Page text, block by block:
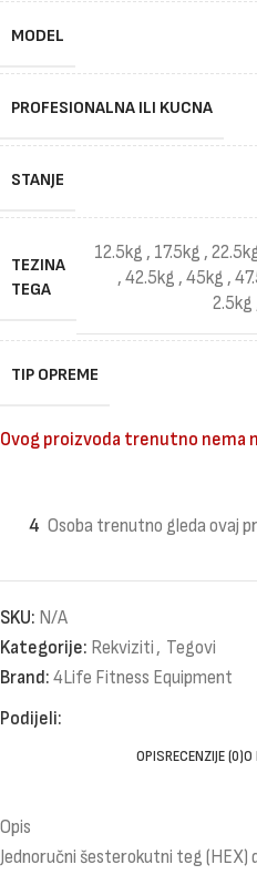
MODEL
PROFESIONALNA ILI KUCNA
STANJE
TEZINA
TEGA
12.5kg , 17.5kg ,
, 42.5kg , 45kg ,
2.5kg
TIP OPREME
Ovog proizvoda trenutno nema
4 Osoba trenutno gleda ovaj
SKU: N/A
Kategorije: Rekviziti , Tegovi
Brand: 4Life Fitness Equipment
Podijeli:
OPISRECENZIJE (0)O
Opis
Jednoručni šesterokutni teg (HEX)